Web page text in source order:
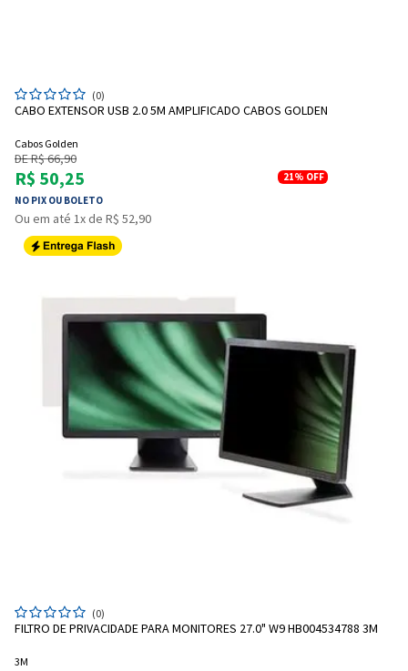
(0)
CABO EXTENSOR USB 2.0 5M AMPLIFICADO CABOS GOLDEN
Cabos Golden
DE R$ 66,90
R$ 50,25
NO PIX OU BOLETO
21% OFF
Ou em até 1x de R$ 52,90
(0)
FILTRO DE PRIVACIDADE PARA MONITORES 27.0" W9 HB004534788 3M
3M